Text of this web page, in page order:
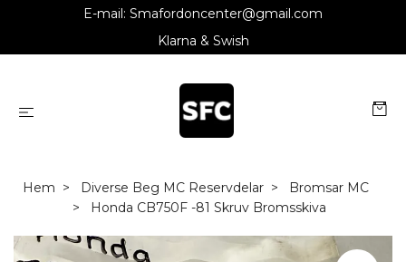
E-mail: Smafordoncenter@gmail.com
Klarna & Swish
Hem Diverse Beg MC Reservdelar
Bromsar MC
Honda CB750F -81 Skruv Bromsskiva